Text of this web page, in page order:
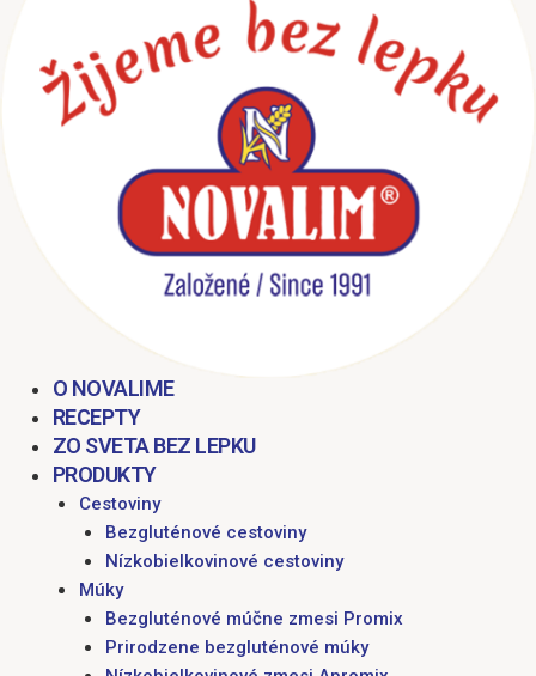
O NOVALIME
RECEPTY
ZO SVETA BEZ LEPKU
PRODUKTY
Cestoviny
Bezgluténové cestoviny
Nízkobielkovinové cestoviny
Múky
Bezgluténové múčne zmesi Promix
Prirodzene bezgluténové múky